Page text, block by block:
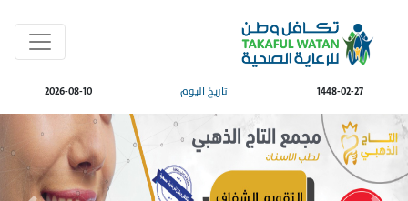
1448-02-27 تاريخ اليوم 2026-08-10